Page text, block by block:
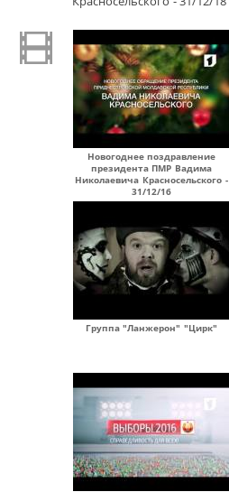
Новогоднее поздравление
президента ПМР Вадима
Николаевича Красносельского -
31/12/16
Группа "Ланжерон" "Цирк"